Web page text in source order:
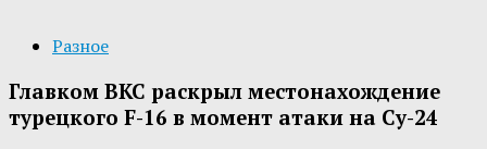
Разное
Главком ВКС раскрыл местонахождение
турецкого F-16 в момент атаки на Су-24